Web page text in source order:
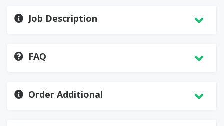
Job Description
FAQ
Order Additional